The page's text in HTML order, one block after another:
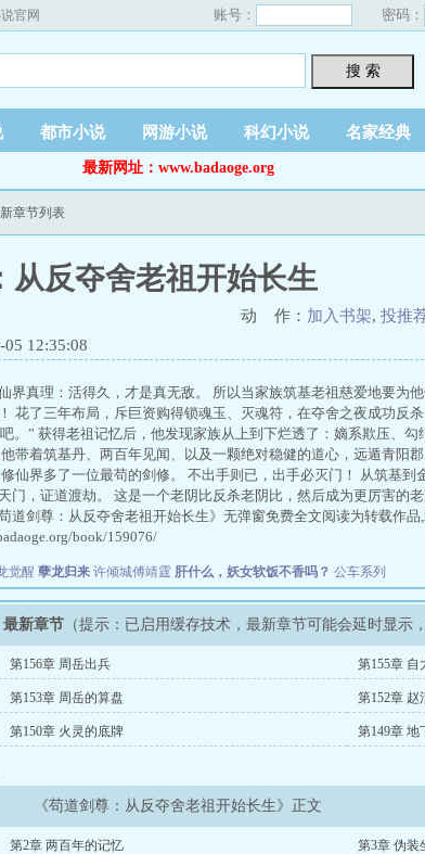
官网 账号： 密码：
搜 索
都市小说 网游小说 科幻小说 名家经典
最新网址：www.badaoge.org
章节列表
从反夺舍老祖开始长生
动 作： 加入书架, 投推
12:35:08
界真理：活得久，才是真无敌。 所以当家族筑基老祖慈爱地要为
了三年布局，斥巨资购得锁魂玉、灭魂符，在夺舍之夜成功反
。” 获得老祖记忆后，他发现家族从上到下烂透了：嫡系欺压、勾
带着筑基丹、两百年见闻、以及一颗绝对稳健的道心，远遁青阳
仙界多了一位最苟的剑修。 不出手则已，出手必灭门！ 从筑基
门，证道渡劫。 这是一个老阴比反杀老阴比，然后成为更厉害的老
道剑尊：从反夺舍老祖开始长生》无弹窗免费全文阅读为转载作品,
book/159076/
觉醒 孽龙归来 许倾城傅靖霆 肝什么，妖女软饭不香吗？ 公车系列
最新章节 （提示：已启用缓存技术，最新章节可能会延时显示
第156章 周岳出兵 第155章 自
第153章 周岳的算盘 第152章 赵
第150章 火灵的底牌 第149章 地
《苟道剑尊：从反夺舍老祖开始长生》正文
第2章 两百年的记忆 第3章 伪装